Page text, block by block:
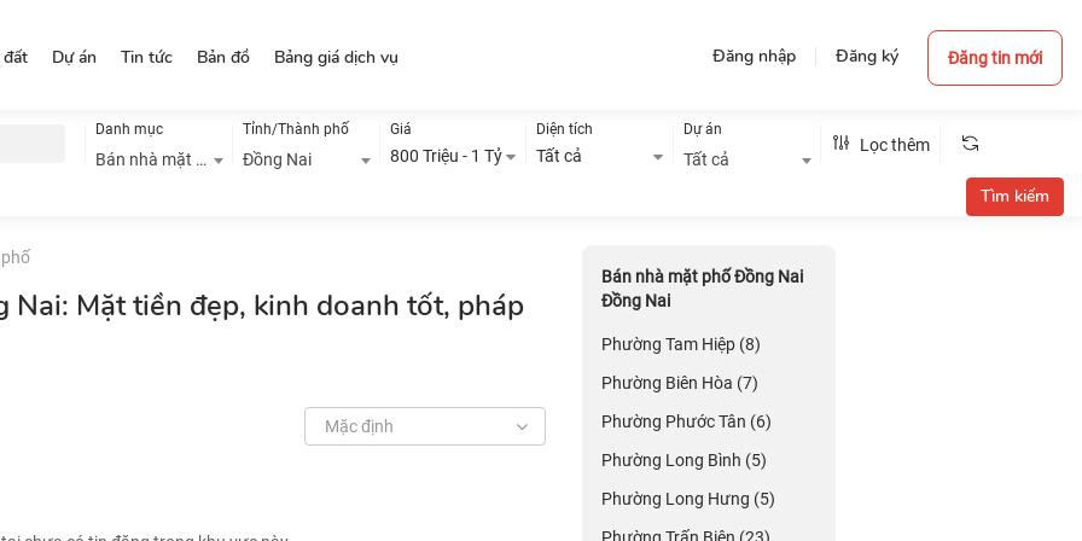
Đăng nhập Đăng ký Đăng tin mới
đất Dự án Tin tức Bản đồ Bảng giá dịch vụ
Danh mục
Bán nhà mặt phố
Tỉnh/Thành phố
Đồng Nai
Giá
800 Triệu - 1 Tỷ
Diện tích
Tất cả
Dự án
Tất cả
Lọc thêm
Mặt tiền đẹp, kinh doanh tốt, pháp
Mặc định
Bán nhà mặt phố Đồng Nai
Đồng Nai
Phường Tam Hiệp (8)
Phường Biên Hòa (7)
Phường Phước Tân (6)
Phường Long Bình (5)
Phường Long Hưng (5)